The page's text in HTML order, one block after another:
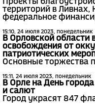
Проекты
территорий в Ливнах,
федеральное
15:10, 24 июля 2023, понедельник
В Орловской области
освобождения от
патриотических
Основные торжества
15:11, 24 июля 2023, понедельник
В Орле на День
и салют
Город украсят 847